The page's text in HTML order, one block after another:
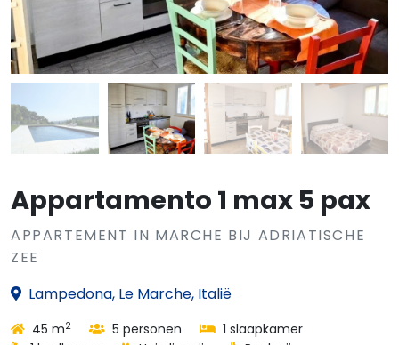
Appartamento 1 max 5 pax
APPARTEMENT IN MARCHE BIJ ADRIATISCHE
ZEE
Lampedona, Le Marche, Italië
45 m2 5 personen
1 slaapkamer